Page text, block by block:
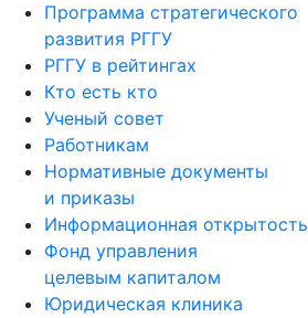
Программа стратегического
развития РГГУ
РГГУ в рейтингах
Кто есть кто
Ученый совет
Работникам
Нормативные документы
и приказы
Информационная открытость
Фонд управления
целевым капиталом
Юридическая клиника